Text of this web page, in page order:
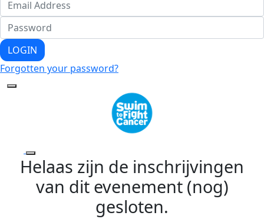
LOGIN
Forgotten your password?
Helaas zijn de inschrijvingen
van dit evenement (nog)
gesloten.